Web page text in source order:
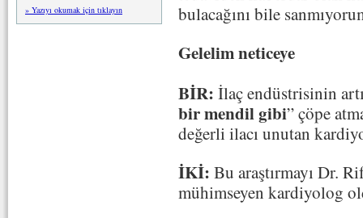
» Yazıyı okumak için tıklayın
bulacağını bile
Gelelim neticeye
BİR: İlaç endüstrisinin
bir mendil gibi” çöpe
değerli ilacı unutan
İKİ: Bu araştırmayı Dr.
mühimseyen kardiyolog